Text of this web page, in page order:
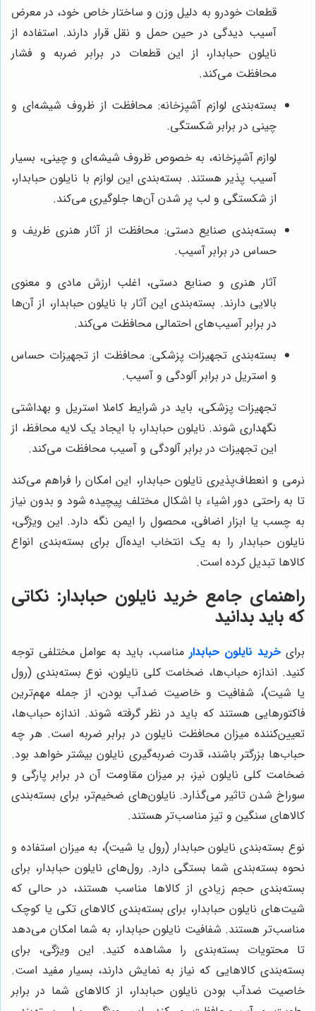
قطعات خودرو به دلیل وزن و ساختار خاص خود، در معرض
آسیب دیدگی در حین حمل و نقل قرار دارند. استفاده از
نایلون حبابدار، از این قطعات در برابر ضربه و فشار
محافظت می‌کند.
بسته‌بندی لوازم آشپزخانه: محافظت از ظروف شیشه‌ای و
چینی در برابر شکستگی.
لوازم آشپزخانه، به خصوص ظروف شیشه‌ای و چینی، بسیار
آسیب پذیر هستند. بسته‌بندی این لوازم با نایلون حبابدار،
از شکستگی و لب پر شدن آن‌ها جلوگیری می‌کند.
بسته‌بندی صنایع دستی: محافظت از آثار هنری ظریف و
حساس در برابر آسیب.
آثار هنری و صنایع دستی، اغلب ارزش مادی و معنوی
بالایی دارند. بسته‌بندی این آثار با نایلون حبابدار، از آن‌ها
در برابر آسیب‌های احتمالی محافظت می‌کند.
بسته‌بندی تجهیزات پزشکی: محافظت از تجهیزات حساس
و استریل در برابر آلودگی و آسیب.
تجهیزات پزشکی، باید در شرایط کاملا استریل و بهداشتی
نگهداری شوند. نایلون حبابدار، با ایجاد یک لایه محافظ، از
این تجهیزات در برابر آلودگی و آسیب محافظت می‌کند.
نرمی و انعطاف‌پذیری نایلون حبابدار، این امکان را فراهم می‌کند
تا به راحتی دور اشیاء با اشکال مختلف پیچیده شود و بدون نیاز
به چسب یا ابزار اضافی، محصول را ایمن نگه دارد. این ویژگی،
نایلون حبابدار را به یک انتخاب ایده‌آل برای بسته‌بندی انواع
کالاها تبدیل کرده است.
راهنمای جامع خرید نایلون حبابدار: نکاتی
که باید بدانید
برای خرید نایلون حبابدار مناسب، باید به عوامل مختلفی توجه
کنید. اندازه حباب‌ها، ضخامت کلی نایلون، نوع بسته‌بندی (رول
یا شیت)، شفافیت و خاصیت ضدآب بودن، از جمله مهم‌ترین
فاکتورهایی هستند که باید در نظر گرفته شوند. اندازه حباب‌ها،
تعیین‌کننده میزان محافظت نایلون در برابر ضربه است. هر چه
حباب‌ها بزرگتر باشند، قدرت ضربه‌گیری نایلون بیشتر خواهد بود.
ضخامت کلی نایلون نیز، بر میزان مقاومت آن در برابر پارگی و
سوراخ شدن تاثیر می‌گذارد. نایلون‌های ضخیم‌تر، برای بسته‌بندی
کالاهای سنگین و تیز مناسب‌تر هستند.
نوع بسته‌بندی نایلون حبابدار (رول یا شیت)، به میزان استفاده و
نحوه بسته‌بندی شما بستگی دارد. رول‌های نایلون حبابدار، برای
بسته‌بندی حجم زیادی از کالاها مناسب هستند، در حالی که
شیت‌های نایلون حبابدار، برای بسته‌بندی کالاهای تکی یا کوچک
مناسب‌تر هستند. شفافیت نایلون حبابدار، به شما امکان می‌دهد
تا محتویات بسته‌بندی را مشاهده کنید. این ویژگی، برای
بسته‌بندی کالاهایی که نیاز به نمایش دارند، بسیار مفید است.
خاصیت ضدآب بودن نایلون حبابدار، از کالاهای شما در برابر